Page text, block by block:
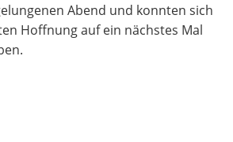
Abend und konnten sich
Hoffnung auf ein nächstes Mal